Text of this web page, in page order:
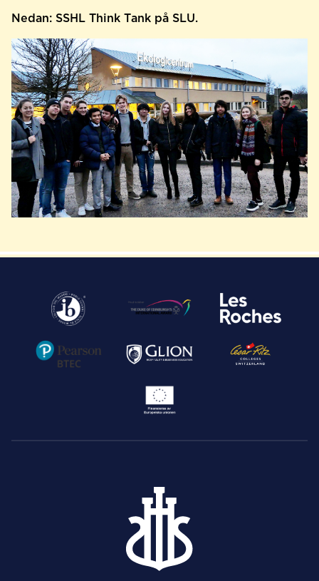
Nedan: SSHL Think Tank på SLU.